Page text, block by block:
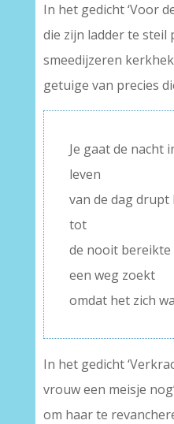
In het gedicht ‘Voor
die zijn ladder te steil
smeedijzeren kerkhek
getuige van precies
Je gaat de nacht
leven
van de dag drupt
tot
de nooit
een weg zoekt
omdat het zich
In het gedicht
vrouw een meisje
om haar te